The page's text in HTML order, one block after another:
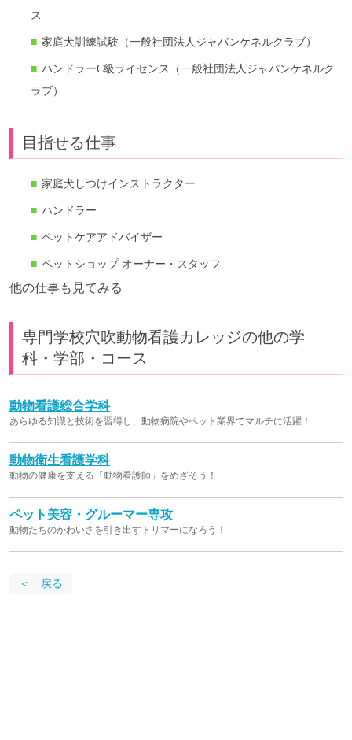
ス
家庭犬訓練試験（一般社団法人ジャパンケネルクラブ）
ハンドラーC級ライセンス（一般社団法人ジャパンケネルク
ラブ）
目指せる仕事
家庭犬しつけインストラクター
ハンドラー
ペットケアアドバイザー
ペットショップ オーナー・スタッフ
他の仕事も見てみる
専門学校穴吹動物看護カレッジの他の学
科・学部・コース
動物看護総合学科
あらゆる知識と技術を習得し、動物病院やペット業界でマルチに活躍！
動物衛生看護学科
動物の健康を支える「動物看護師」をめざそう！
ペット美容・グルーマー専攻
動物たちのかわいさを引き出すトリマーになろう！
＜ 戻る